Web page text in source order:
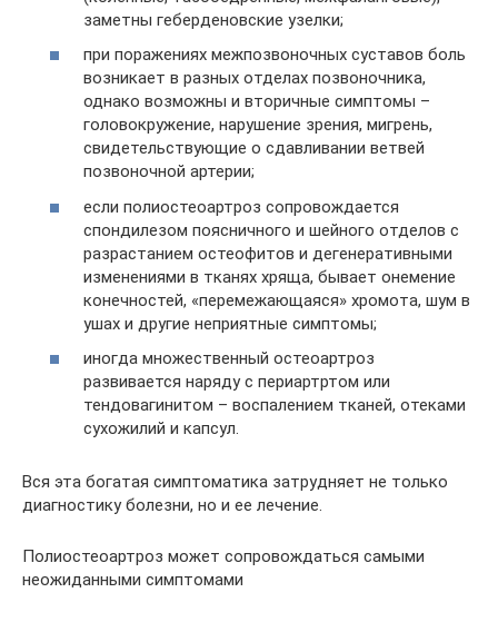
заметны геберденовские узелки;
при поражениях межпозвоночных суставов боль
возникает в разных отделах позвоночника,
однако возможны и вторичные симптомы –
головокружение, нарушение зрения, мигрень,
свидетельствующие о сдавливании ветвей
позвоночной артерии;
если полиостеоартроз сопровождается
спондилезом поясничного и шейного отделов с
разрастанием остеофитов и дегенеративными
изменениями в тканях хряща, бывает онемение
конечностей, «перемежающаяся» хромота, шум в
ушах и другие неприятные симптомы;
иногда множественный остеоартроз
развивается наряду с периартртом или
тендовагинитом – воспалением тканей, отеками
сухожилий и капсул.
Вся эта богатая симптоматика затрудняет не только
диагностику болезни, но и ее лечение.
Полиостеоартроз может сопровождаться самыми
неожиданными симптомами